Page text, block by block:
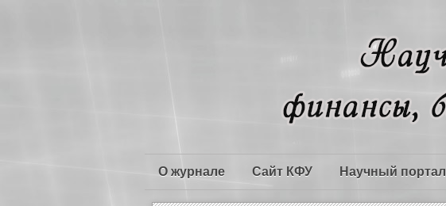
О журнале Сайт КФУ Научный портал